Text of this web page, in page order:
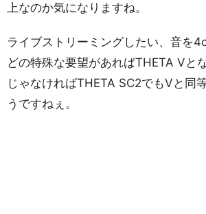
上なのか気になりますね。
ライブストリーミングしたい、音を
どの特殊な要望があればTHETA Vと
じゃなければTHETA SC2でもVと同
うですねぇ。